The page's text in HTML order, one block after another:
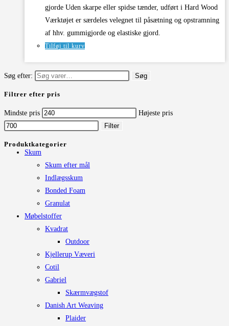
gjorde Uden skarpe eller spidse tænder, udført i Hard Wood
Værktøjet er særdeles velegnet til påsætning og opstramning
af hhv. gummigjorde og elastiske gjord.
Tilføj til kurv
Søg efter: Søg
Filtrer efter pris
Mindste pris
Højeste pris
Filter
Produktkategorier
Skum
Skum efter mål
Indlægsskum
Bonded Foam
Granulat
Møbelstoffer
Kvadrat
Outdoor
Kjellerup Væveri
Cotil
Gabriel
Skærmvægstof
Danish Art Weaving
Plaider